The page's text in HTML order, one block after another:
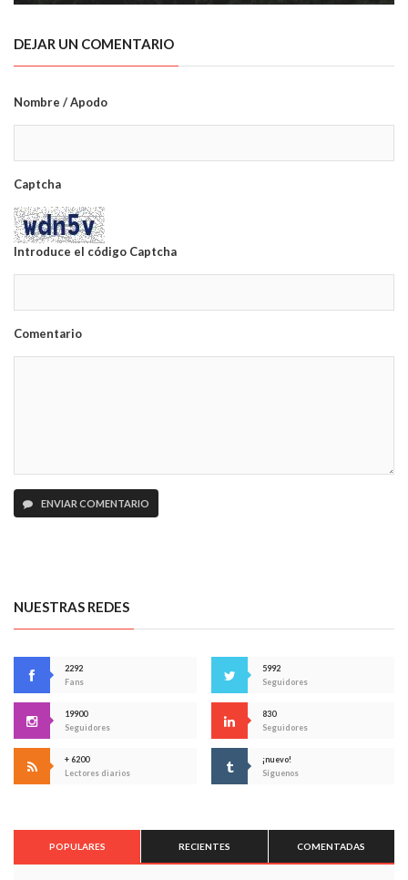
DEJAR UN COMENTARIO
Nombre / Apodo
Captcha
Introduce el código Captcha
Comentario
ENVIAR COMENTARIO
NUESTRAS REDES
2292
Fans
5992
Seguidores
19900
Seguidores
830
Seguidores
+ 6200
Lectores diarios
¡nuevo!
Síguenos
POPULARES RECIENTES COMENTADAS